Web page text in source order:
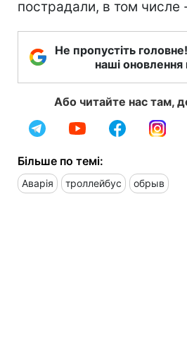
пострадали, в том числе
Не пропустіть
наші оновлення
Або читайте нас там,
Більше по темі:
Аварія троллейбус обрыв